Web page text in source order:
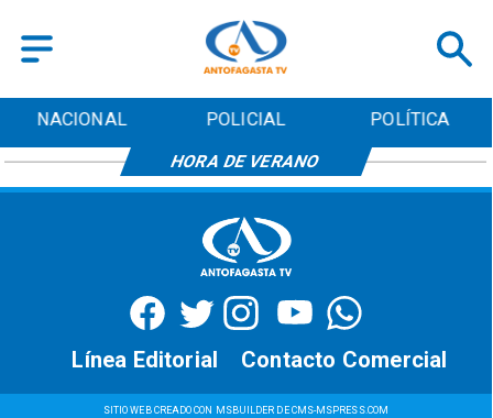
NACIONAL POLICIAL POLÍTICA
HORA DE VERANO
SITIO WEB CREADO CON MSBUILDER DE CMS-MSPRESS.COM
Contacto Comercial
Línea Editorial